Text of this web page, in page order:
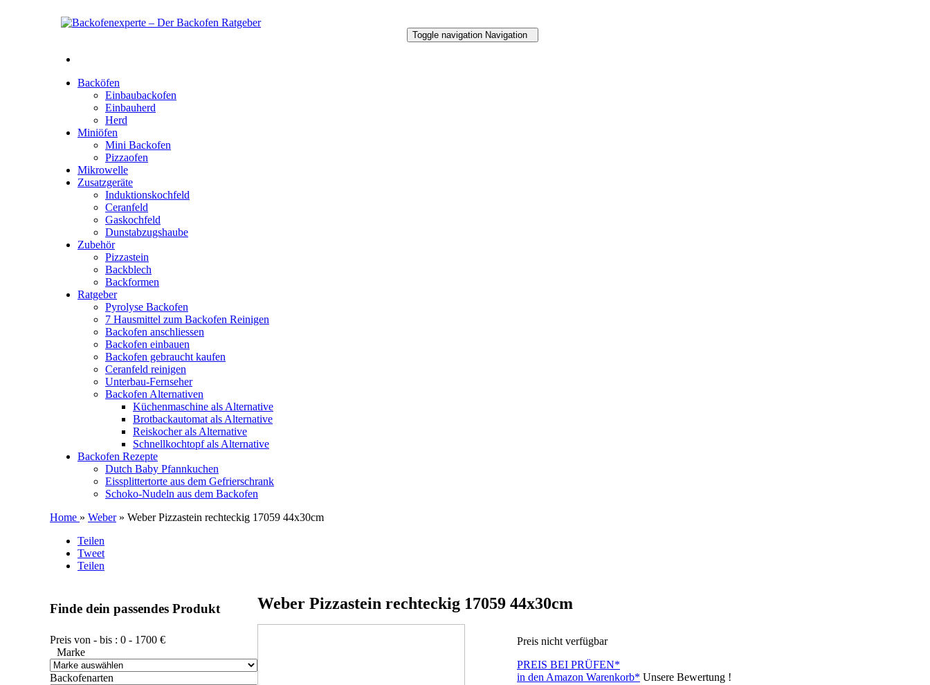
Toggle navigation Navigation
Backöfen
Einbaubackofen
Einbauherd
Herd
Miniöfen
Mini Backofen
Pizzaofen
Mikrowelle
Zusatzgeräte
Induktionskochfeld
Ceranfeld
Gaskochfeld
Dunstabzugshaube
Zubehör
Pizzastein
Backblech
Backformen
Ratgeber
Pyrolyse Backofen
7 Hausmittel zum Backofen Reinigen
Backofen anschliessen
Backofen einbauen
Backofen gebraucht kaufen
Ceranfeld reinigen
Unterbau-Fernseher
Backofen Alternativen
Küchenmaschine als Alternative
Brotbackautomat als Alternative
Reiskocher als Alternative
Schnellkochtopf als Alternative
Backofen Rezepte
Dutch Baby Pfannkuchen
Eissplittertorte aus dem Gefrierschrank
Schoko-Nudeln aus dem Backofen
Home » Weber» Weber Pizzastein rechteckig 17059 44x30cm
Teilen
Tweet
Teilen
Finde dein passendes Produkt
Preis von - bis : 0 - 1700 €
Marke
Backofenarten
Weber Pizzastein rechteckig 17059 44x30cm
Preis nicht verfügbar
PREIS BEI PRÜFEN*
in den Amazon Warenkorb* Unsere Bewertung !